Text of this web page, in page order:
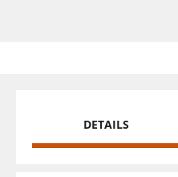
DETAILS